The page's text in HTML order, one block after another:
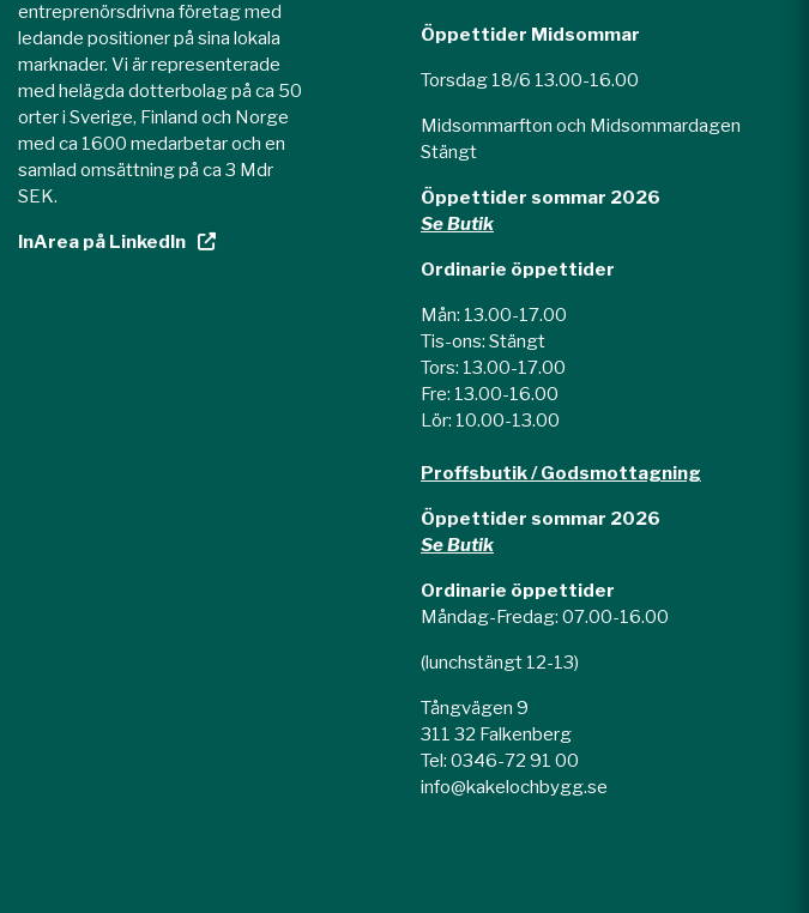
entreprenörsdrivna företag med
ledande positioner på sina lokala
marknader. Vi är representerade
med helägda dotterbolag på ca 50
orter i Sverige, Finland och Norge
med ca 1600 medarbetar och en
samlad omsättning på ca 3 Mdr
SEK.
InArea på LinkedIn
Öppettider Midsommar
Torsdag 18/6 13.00-16.00
Midsommarfton och Midsommardagen
Stängt
Öppettider sommar 2026
Se Butik
Ordinarie öppettider
Mån: 13.00-17.00
Tis-ons: Stängt
Tors: 13.00-17.00
Fre: 13.00-16.00
Lör: 10.00-13.00
Proffsbutik / Godsmottagning
Öppettider sommar 2026
Se Butik
Ordinarie öppettider
Måndag-Fredag: 07.00-16.00
(lunchstängt 12-13)
Tångvägen 9
311 32 Falkenberg
Tel: 0346-72 91 00
info@kakelochbygg.se